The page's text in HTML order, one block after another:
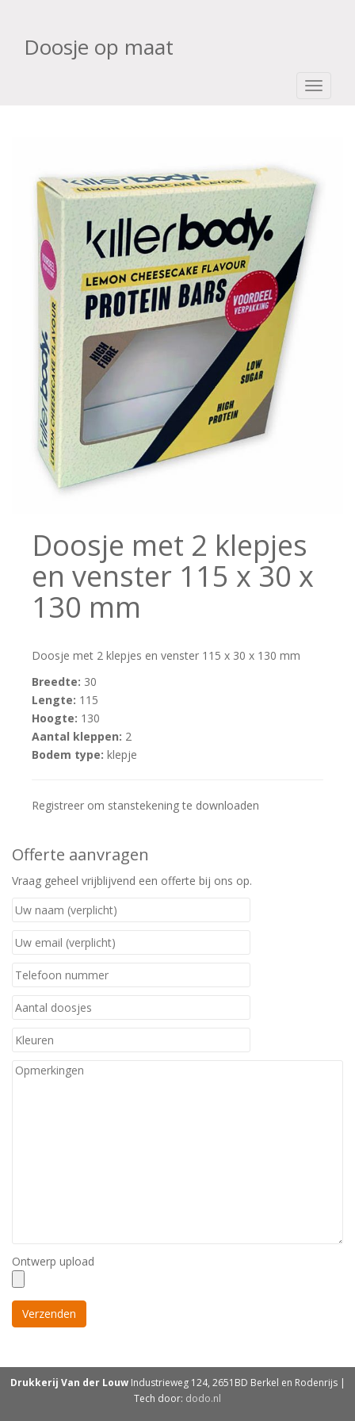
Doosje op maat
Doosje met 2 klepjes
en venster 115 x 30 x
130 mm
Doosje met 2 klepjes en venster 115 x 30 x 130 mm
Breedte: 30
Lengte: 115
Hoogte: 130
Aantal kleppen: 2
Bodem type: klepje
Registreer om stanstekening te downloaden
Offerte aanvragen
Vraag geheel vrijblijvend een offerte bij ons op.
Ontwerp upload
Drukkerij Van der LouwIndustrieweg 124, 2651BD Berkel en Rodenrijs |
Tech door: dodo.nl